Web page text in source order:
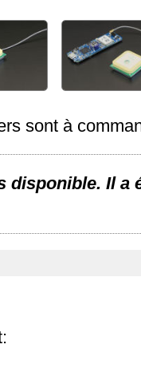
sont à
disponible. Il a